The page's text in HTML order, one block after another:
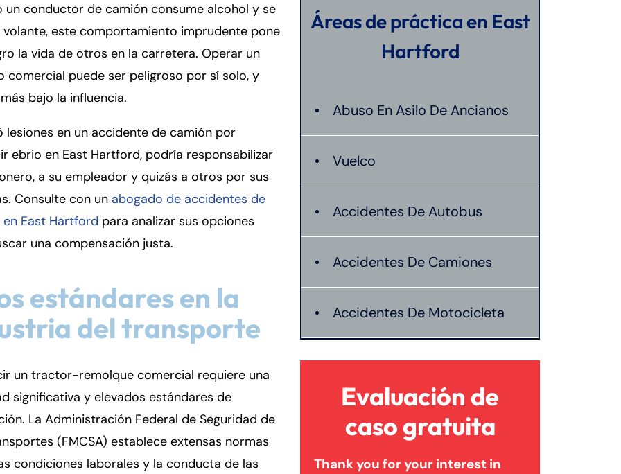
un conductor de camión consume alcohol y se
volante, este comportamiento imprudente pone
la vida de otros en la carretera. Operar un
comercial puede ser peligroso por sí solo, y
bajo la influencia.
lesiones en un accidente de camión por
ebrio en East Hartford, podría responsabilizar
a su empleador y quizás a otros por sus
Consulte con un abogado de accidentes de
East Hartford para analizar sus opciones
una compensación justa.
estándares en la
del transporte
un tractor-remolque comercial requiere una
significativa y elevados estándares de
La Administración Federal de Seguridad de
(FMCSA) establece extensas normas
condiciones laborales y la conducta de las
Áreas de práctica en East
Hartford
Abuso En Asilo De Ancianos
Vuelco
Accidentes De Autobus
Accidentes De Camiones
Accidentes De Motocicleta
Accidentes De Peatones
Compensacion De
Trabajadores
Evaluación de
caso gratuita
Thank you for your interest in
- Hours
- Hours